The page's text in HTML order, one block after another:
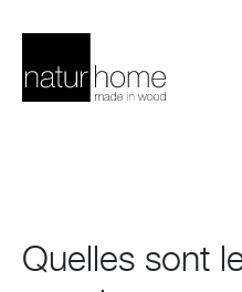
Quelles sont